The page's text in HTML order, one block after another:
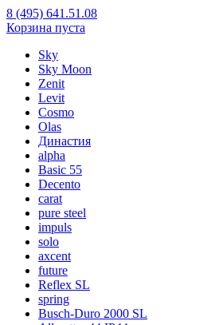
8 (495) 641.51.08
Корзина пуста
Sky
Sky Moon
Zenit
Levit
Cosmo
Olas
Династия
alpha
Basic 55
Decento
carat
pure steel
impuls
solo
axcent
future
Reflex SL
spring
Busch-Duro 2000 SL